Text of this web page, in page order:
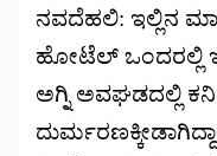
ನವದೆಹಲಿ: ಇಲ್ಲಿನ
ಹೋಟೆಲ್ ಒಂದರಲ್ಲಿ
ಅಗ್ನಿ ಅವಘಡದಲ್ಲಿ